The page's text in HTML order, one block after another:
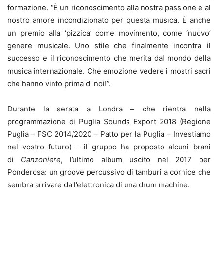
formazione. “È un riconoscimento alla nostra passione e al
nostro amore incondizionato per questa musica. È anche
un premio alla ‘pizzica’ come movimento, come ‘nuovo’
genere musicale. Uno stile che finalmente incontra il
successo e il riconoscimento che merita dal mondo della
musica internazionale. Che emozione vedere i mostri sacri
che hanno vinto prima di noi!”.
Durante la serata a Londra – che rientra nella
programmazione di Puglia Sounds Export 2018 (Regione
Puglia – FSC 2014/2020 – Patto per la Puglia – Investiamo
nel vostro futuro) – il gruppo ha proposto alcuni brani
di Canzoniere, l’ultimo album uscito nel 2017 per
Ponderosa: un groove percussivo di tamburi a cornice che
sembra arrivare dall’elettronica di una drum machine.